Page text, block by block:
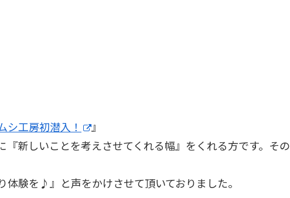
シ工房初潜入！
』
新しいことを考えさせてくれる幅』をくれる方です。その
験を♪』と声をかけさせて頂いておりました。